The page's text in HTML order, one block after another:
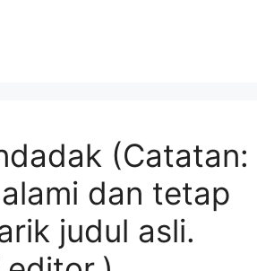
(Catatan:
dan tetap
judul asli.